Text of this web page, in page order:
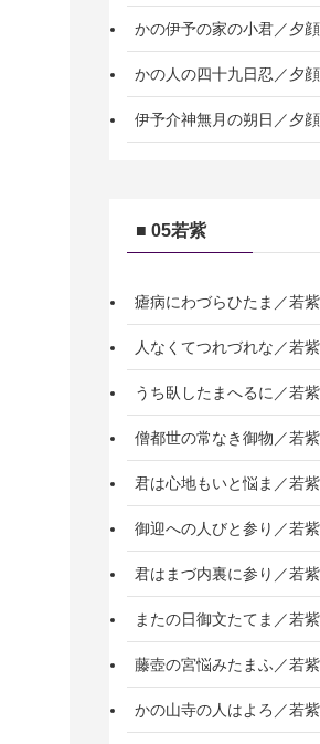
かの伊予の家の小君／夕
かの人の四十九日忍／夕
伊予介神無月の朔日／夕
■ 05若紫
瘧病にわづらひたま／若
人なくてつれづれな／若
うち臥したまへるに／若
僧都世の常なき御物／若
君は心地もいと悩ま／若
御迎への人びと参り／若
君はまづ内裏に参り／若
またの日御文たてま／若
藤壺の宮悩みたまふ／若
かの山寺の人はよろ／若